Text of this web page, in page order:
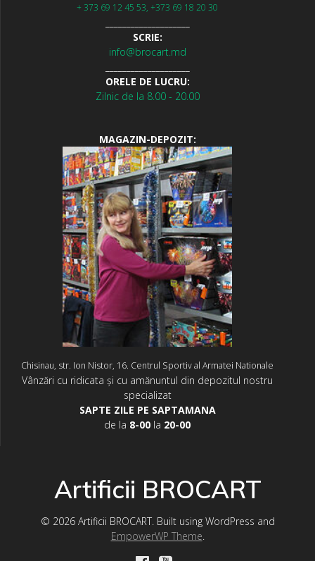
+ 373 69 12 45 53, +373 69 18 20 30
SCRIE:
info@brocart.md
ORELE DE LUCRU:
Zilnic de la 8.00 - 20.00
MAGAZIN-DEPOZIT:
Chisinau, str. Ion Nistor, 16. Centrul Sportiv al Armatei Nationale
Vânzări cu ridicata și cu amănuntul din depozitul nostru
specializat
SAPTE ZILE PE SAPTAMANA
de la 8-00 la 20-00
Artificii BROCART
© 2026 Artificii BROCART. Built using WordPress and
EmpowerWP Theme.